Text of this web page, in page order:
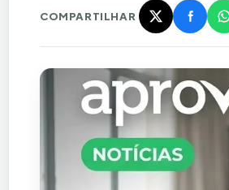
COMPARTILHAR